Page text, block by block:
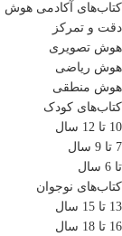
کتاب‌های آکادمی هوش
دقت و تمرکز
هوش تصویری
هوش ریاضی
هوش منطقی
کتاب‌های کودک
10 تا 12 سال
7 تا 9 سال
تا 6 سال
کتاب‌های نوجوان
13 تا 15 سال
16 تا 18 سال